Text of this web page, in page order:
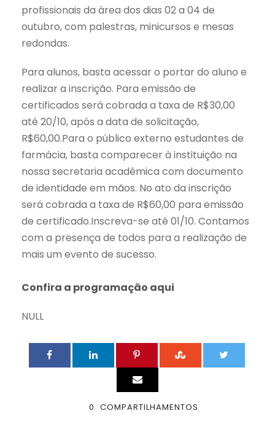
profissionais da área dos dias 02 a 04 de
outubro, com palestras, minicursos e mesas
redondas.
Para alunos, basta acessar o portar do aluno e
realizar a inscrição. Para emissão de
certificados será cobrada a taxa de R$30,00
até 20/10, após a data de solicitação,
R$60,00.Para o público externo estudantes de
farmácia, basta comparecer à instituição na
nossa secretaria acadêmica com documento
de identidade em mãos. No ato da inscrição
será cobrada a taxa de R$60,00 para emissão
de certificado.Inscreva-se até 01/10. Contamos
com a presença de todos para a realização de
mais um evento de sucesso.
Confira a programação aqui
NULL
0 COMPARTILHAMENTOS